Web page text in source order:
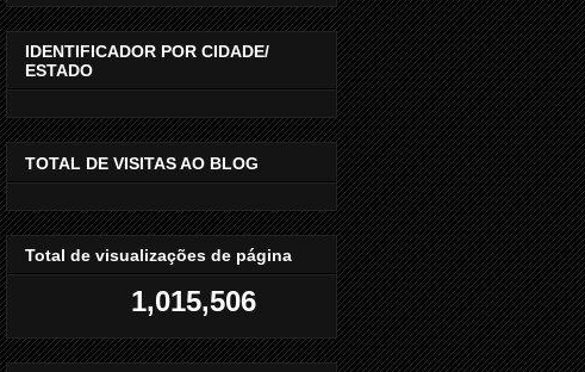
IDENTIFICADOR POR CIDADE/
ESTADO
TOTAL DE VISITAS AO BLOG
Total de visualizações de página
1,015,506